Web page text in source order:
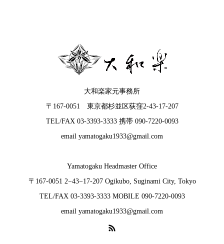
大和楽家元事務所
〒167-0051 東京都杉並区荻窪2-43-17-207
TEL/FAX 03-3393-3333 携帯 090-7220-0093
email yamatogaku1933@gmail.com
Yamatogaku Headmaster Office
〒167-0051 2−43−17-207 Ogikubo, Suginami City, Tokyo
TEL/FAX 03-3393-3333 MOBILE 090-7220-0093
email yamatogaku1933@gmail.com